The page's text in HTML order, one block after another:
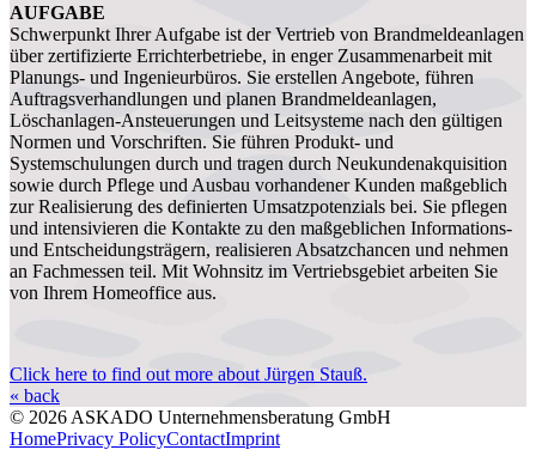
AUFGABE
Schwerpunkt Ihrer Aufgabe ist der Vertrieb von Brandmeldeanlagen
über zertifizierte Errichterbetriebe, in enger Zusammenarbeit mit
Planungs- und Ingenieurbüros. Sie erstellen Angebote, führen
Auftragsverhandlungen und planen Brandmeldeanlagen,
Löschanlagen-Ansteuerungen und Leitsysteme nach den gültigen
Normen und Vorschriften. Sie führen Produkt- und
Systemschulungen durch und tragen durch Neukundenakquisition
sowie durch Pflege und Ausbau vorhandener Kunden maßgeblich
zur Realisierung des definierten Umsatzpotenzials bei. Sie pflegen
und intensivieren die Kontakte zu den maßgeblichen Informations-
und Entscheidungsträgern, realisieren Absatzchancen und nehmen
an Fachmessen teil. Mit Wohnsitz im Vertriebsgebiet arbeiten Sie
von Ihrem Homeoffice aus.
Click here to find out more about Jürgen Stauß.
« back
© 2026 ASKADO Unternehmensberatung GmbH
HomePrivacy PolicyContactImprint